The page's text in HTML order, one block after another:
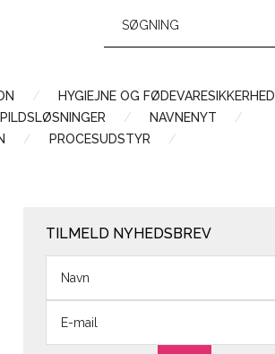
HYGIEJNE OG FØDEVARESIKKERHED
NAVNENYT
PROCESUDSTYR
TILMELD NYHEDSBREV